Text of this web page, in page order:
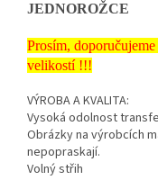
JEDNOROŽCE
Prosím,
velikostí !!!
VÝROBA A KVALITA:
Vysoká odolnost
Obrázky na výrobcích
nepopraskají.
Volný střih